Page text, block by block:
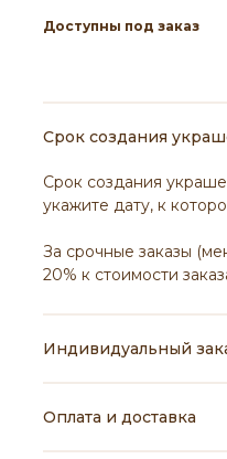
Доступны под заказ
Срок создания
Срок создания
укажите дату, к
За срочные заказы
20% к стоимости
Индивидуальный
Оплата и доставка